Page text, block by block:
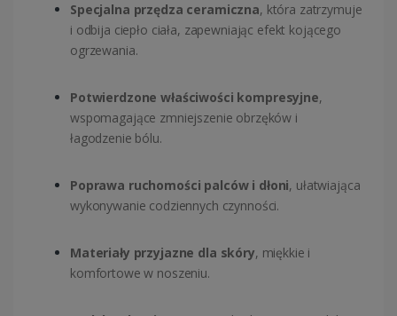
Specjalna przędza ceramiczna, która zatrzymuje
i odbija ciepło ciała, zapewniając efekt kojącego
ogrzewania.
Potwierdzone właściwości kompresyjne,
wspomagające zmniejszenie obrzęków i
łagodzenie bólu.
Poprawa ruchomości palców i dłoni, ułatwiająca
wykonywanie codziennych czynności.
Materiały przyjazne dla skóry, miękkie i
komfortowe w noszeniu.